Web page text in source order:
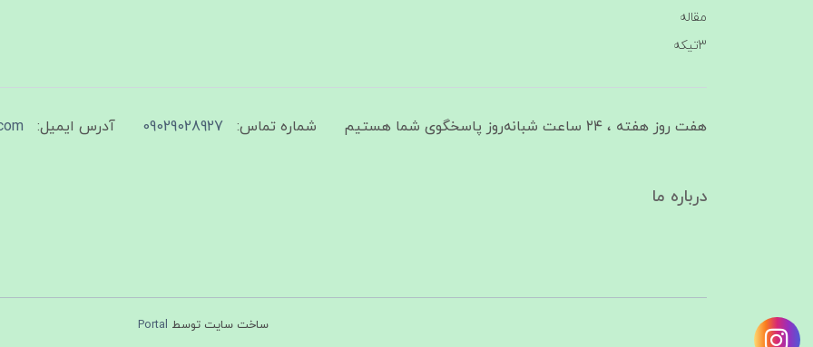
مقاله
3تیکه
هفت روز هفته ، ۲۴ ساعت شبانه‌روز پاسخگوی شما هستیم شماره تماس: 09029028927 آدرس ایمیل:
درباره ما
ساخت سایت توسط Portal